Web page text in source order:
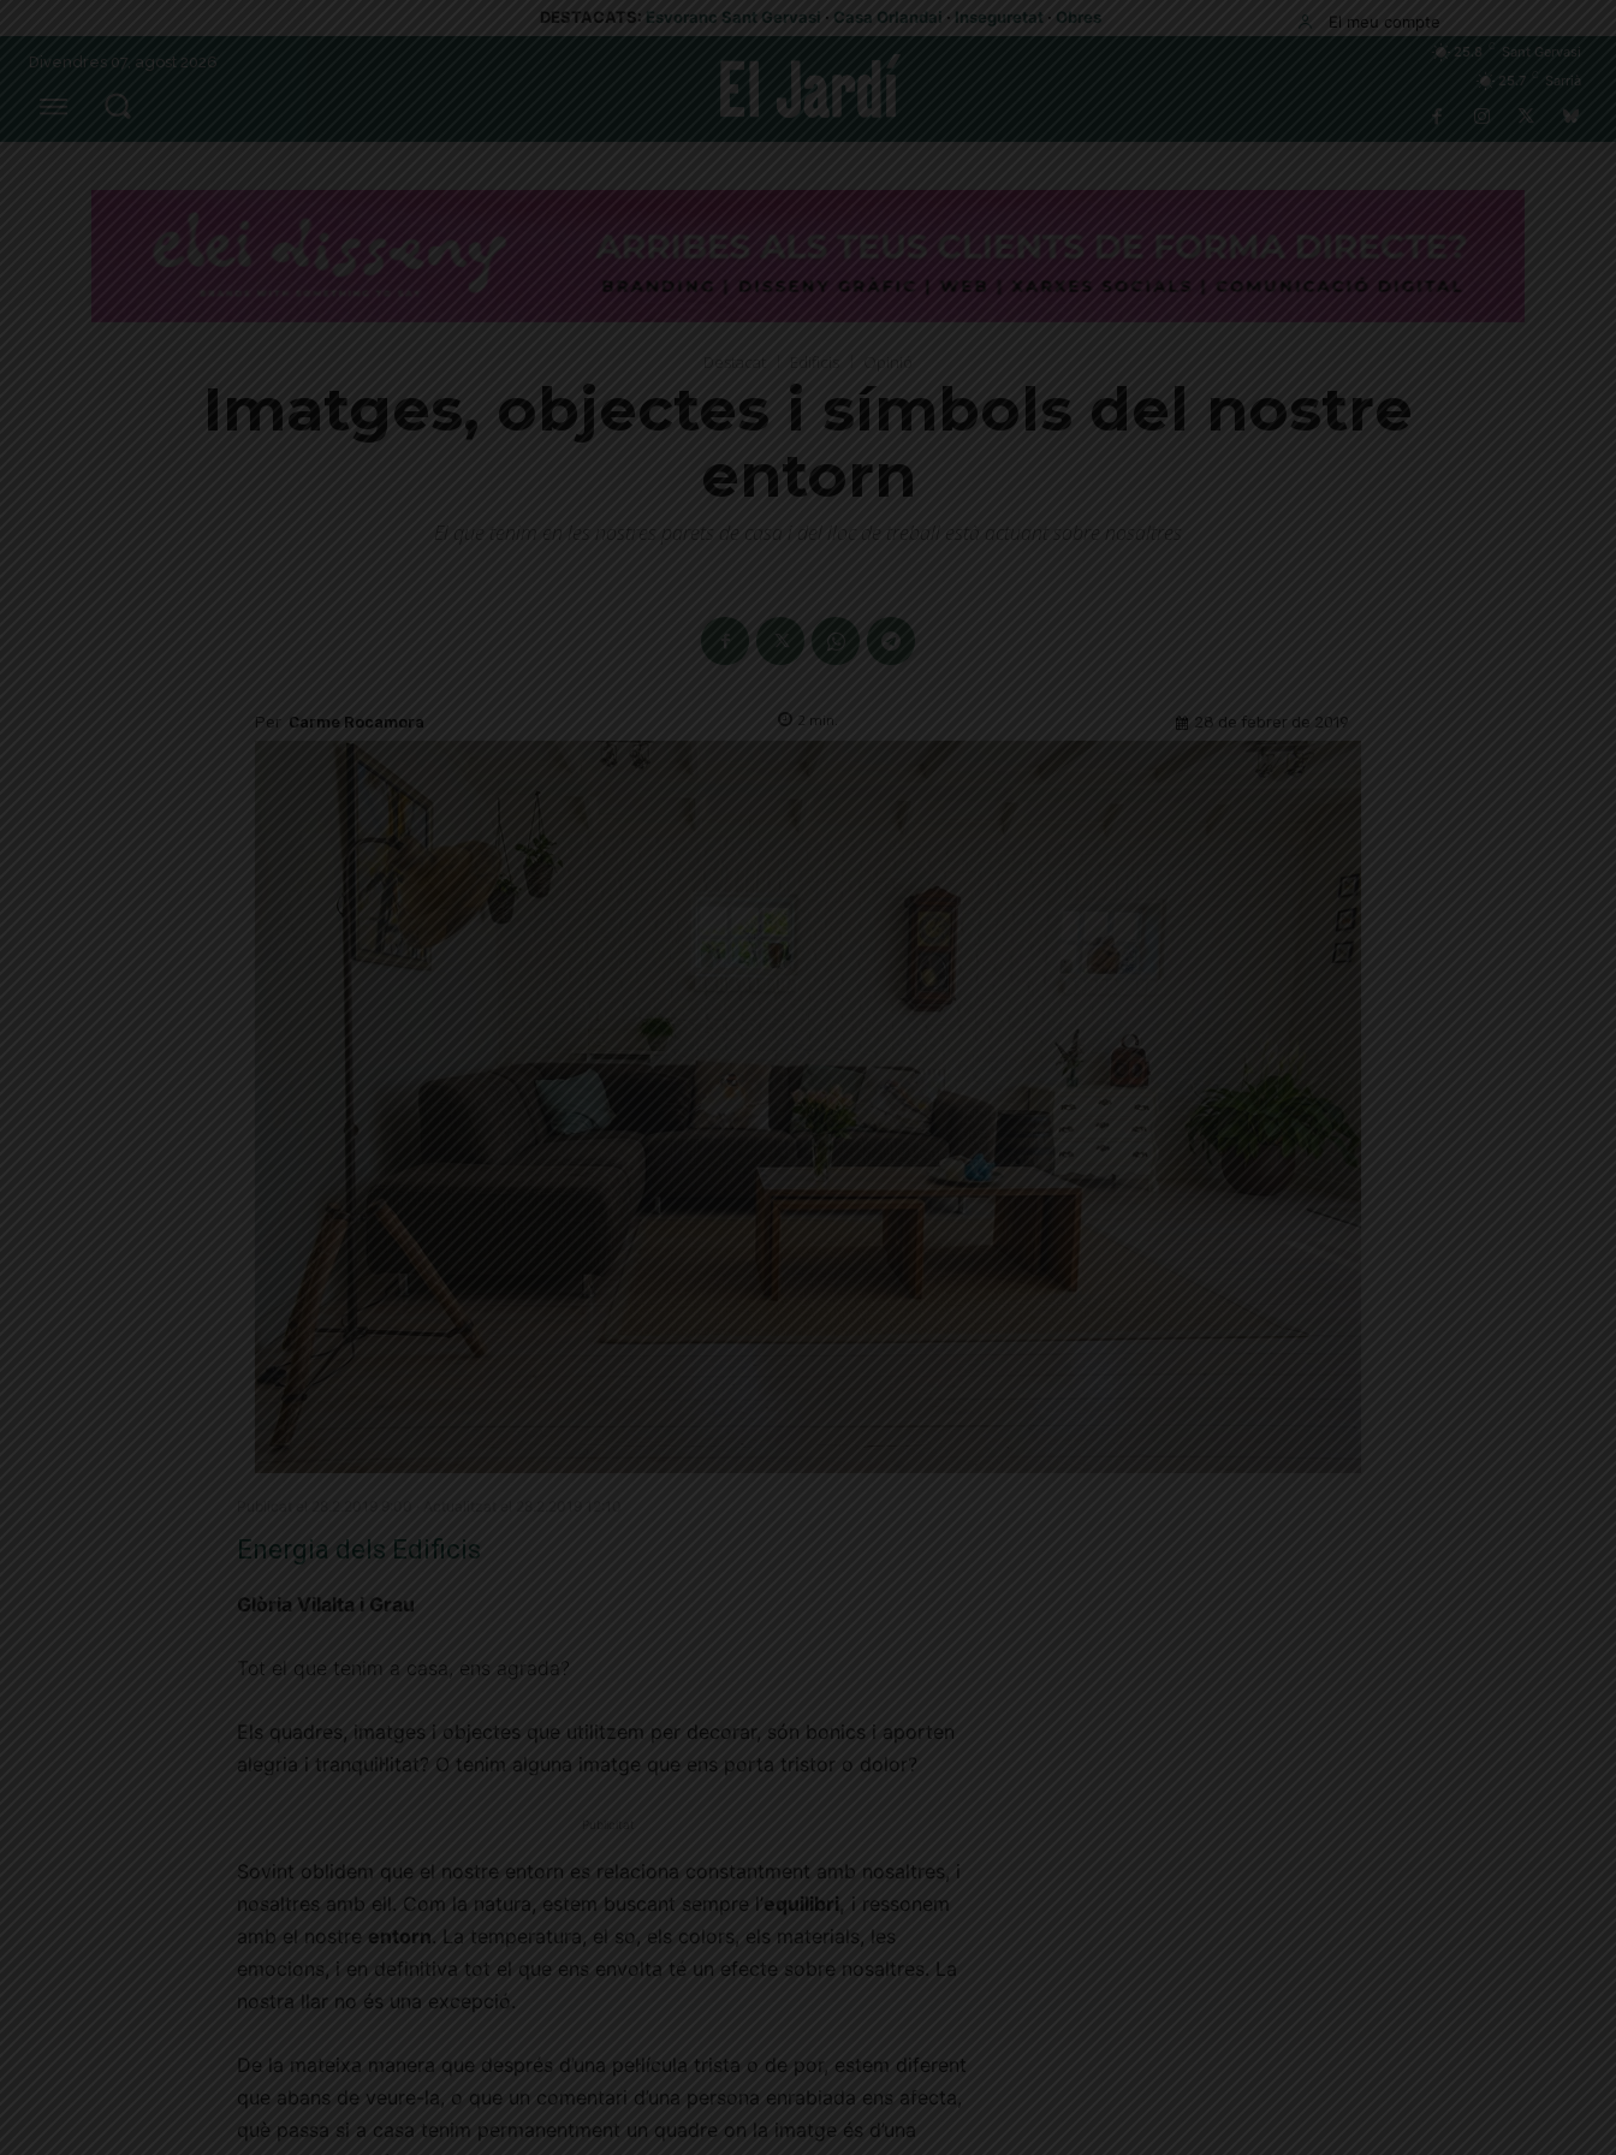
DESTACATS: Esvoranc Sant Gervasi · Casa Orlandai · Inseguretat · Obres El meu compte
Divendres 07, agost 2026
25.8
Sant Gervasi
25.7
Sarrià
Destacat
Imatges, objectes i símbols del nostre
entorn
El que tenim en les nostres parets de casa i del lloc de treball està actuant sobre nosaltres
Per Carme Rocamora 2 min. 28 de febrer de 2019
Energia dels Edificis
Glòria Vilalta i Grau
Tot el que tenim a casa, ens agrada?
Els quadres, imatges i objectes que utilitzem per decorar, són bonics i aporten
alegria i tranquil·litat? O tenim alguna imatge que ens porta tristor o dolor?
Publicitat
Sovint oblidem que el nostre entorn es relaciona constantment amb nosaltres, i
nosaltres amb ell. Com la natura, estem buscant sempre l’ equilibri, i ressonem
amb el nostre entorn. La temperatura, el so, els colors, els materials, les
emocions, i en definitiva tot el que ens envolta té un efecte sobre nosaltres. La
nostra llar no és una excepció.
De la mateixa manera que després d’una pel·lícula trista o de por, estem diferent
que abans de veure-la, o que un comentari d’una persona enrabiada ens afecta,
què passa si a casa tenim permanentment un quadre on la imatge és d’una